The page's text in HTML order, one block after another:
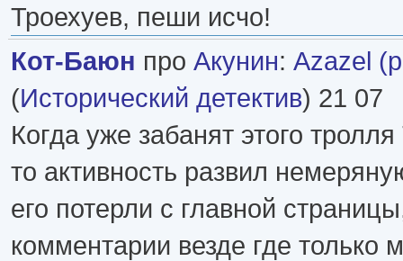
Троехуев, пеши исчо!
Кот-Баюн про Акунин: Azazel
(Исторический детектив) 21 07
Когда уже забанят этого
то активность развил
его потерли с главной
комментарии везде где только